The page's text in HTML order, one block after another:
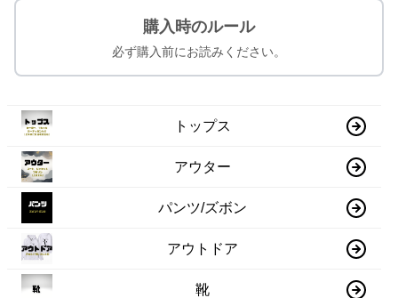
購入時のルール
必ず購入前にお読みください。
トップス
アウター
パンツ/ズボン
アウトドア
靴